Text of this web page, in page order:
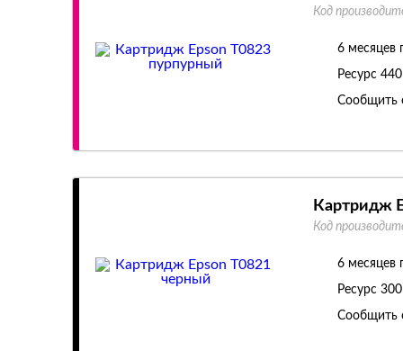
Код
6 месяцев
Ресурс
Сообщить
Картридж
Код
6 месяцев
Ресурс
Сообщить